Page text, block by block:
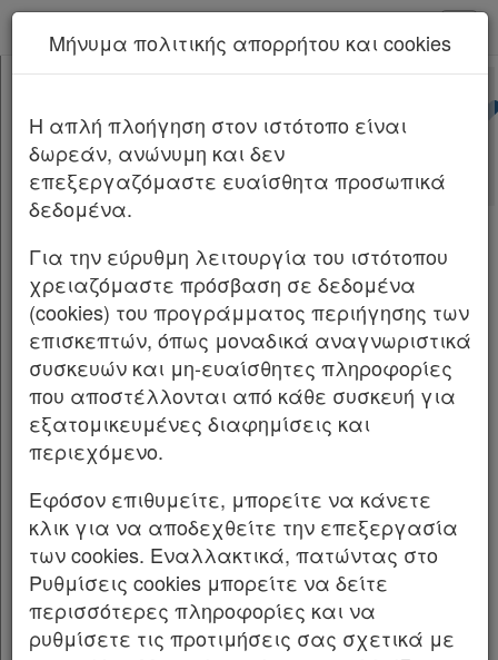
Χρήσιμα
Assistant
Νομολογία
Kodiko
Forum
Αναζήτηση
Κ.Α.Δ.
Κεφαλίδα
Σώμα
Υπογραφές
Νέα υπηρεσία Kodiko Assistant.Περισσότερα
342/02.02.2026/2026
ΦΕΚ Β 342/02.02.2026
ΔΙΟΡΘΩΣΕΙΣ ΣΦΑΛΜΑΤΩΝ
Στην υπ’ αρ. 4/2025 απόφαση του Δημάρχου
Ζαγορίου Ν. Ιωαννίνων, που δημοσιεύθηκε
στην Εφημερίδα της Κυβερνήσεως (Β’ 208), στη
σελίδα 1789, στην Α’ στήλη, στον 2ο στίχο εκ
των άνω, διορθώνεται:
Από το εσφαλμένο: «Αριθμ. απόφ. 4/2025»,
στο ορθό: «Αριθμ. απόφ. 4/2026».
(Από τον Δήμο Ζαγορίου)
Μήνυμα πολιτικής απορρήτου και cookies
H απλή πλοήγηση στον ιστότοπο είναι
δωρεάν, ανώνυμη και δεν
επεξεργαζόμαστε ευαίσθητα προσωπικά
δεδομένα.
Για την εύρυθμη λειτουργία του ιστότοπου
χρειαζόμαστε πρόσβαση σε δεδομένα
(cookies) του προγράμματος περιήγησης των
επισκεπτών, όπως μοναδικά αναγνωριστικά
συσκευών και μη-ευαίσθητες πληροφορίες
που αποστέλλονται από κάθε συσκευή για
εξατομικευμένες διαφημίσεις και
περιεχόμενο.
Εφόσον επιθυμείτε, μπορείτε να κάνετε
κλικ για να αποδεχθείτε την επεξεργασία
των cookies. Εναλλακτικά, πατώντας στο
Ρυθμίσεις cookies μπορείτε να δείτε
περισσότερες πληροφορίες και να
ρυθμίσετε τις προτιμήσεις σας σχετικά με